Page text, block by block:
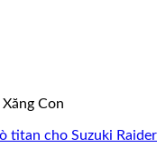
Con
titan cho Suzuki Raider